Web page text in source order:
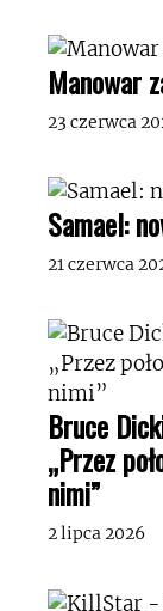
Manowar
23 czerwca
Samael:
21 czerwca
Bruce
„Przez
nimi”
2 lipca 2026